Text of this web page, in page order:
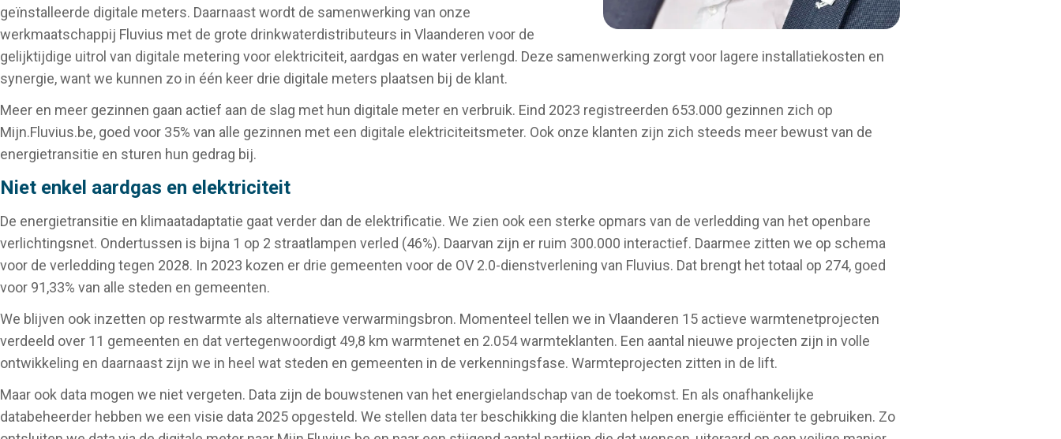
geïnstalleerde digitale meters. Daarnaast wordt de samenwerking van onze
werkmaatschappij Fluvius met de grote drinkwaterdistributeurs in Vlaanderen voor de
gelijktijdige uitrol van digitale metering voor elektriciteit, aardgas en water verlengd. Deze samenwerking zorgt voor lagere installatiekosten en
synergie, want we kunnen zo in één keer drie digitale meters plaatsen bij de klant.
Meer en meer gezinnen gaan actief aan de slag met hun digitale meter en verbruik. Eind 2023 registreerden 653.000 gezinnen zich op
Mijn.Fluvius.be, goed voor 35% van alle gezinnen met een digitale elektriciteitsmeter. Ook onze klanten zijn zich steeds meer bewust van de
energietransitie en sturen hun gedrag bij.
Niet enkel aardgas en elektriciteit
De energietransitie en klimaatadaptatie gaat verder dan de elektrificatie. We zien ook een sterke opmars van de verledding van het openbare
verlichtingsnet. Ondertussen is bijna 1 op 2 straatlampen verled (46%). Daarvan zijn er ruim 300.000 interactief. Daarmee zitten we op schema
voor de verledding tegen 2028. In 2023 kozen er drie gemeenten voor de OV 2.0-dienstverlening van Fluvius. Dat brengt het totaal op 274, goed
voor 91,33% van alle steden en gemeenten.
We blijven ook inzetten op restwarmte als alternatieve verwarmingsbron. Momenteel tellen we in Vlaanderen 15 actieve warmtenetprojecten
verdeeld over 11 gemeenten en dat vertegenwoordigt 49,8 km warmtenet en 2.054 warmteklanten. Een aantal nieuwe projecten zijn in volle
ontwikkeling en daarnaast zijn we in heel wat steden en gemeenten in de verkenningsfase. Warmteprojecten zitten in de lift.
Maar ook data mogen we niet vergeten. Data zijn de bouwstenen van het energielandschap van de toekomst. En als onafhankelijke
databeheerder hebben we een visie data 2025 opgesteld. We stellen data ter beschikking die klanten helpen energie efficiënter te gebruiken. Zo